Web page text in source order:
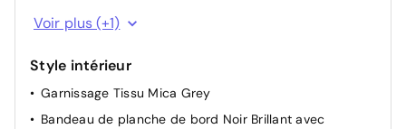
1 Prise USB
Voir plus (+1)
Style intérieur
Garnissage Tissu Mica Grey
Bandeau de planche de bord Noir Brillant avec